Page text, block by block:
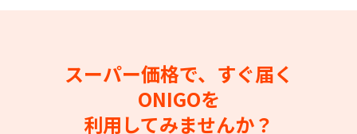
スーパー価格で、すぐ届く
ONIGOを
利用してみませんか？